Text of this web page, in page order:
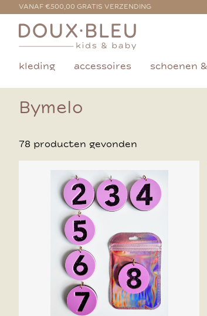
VANAF €500,00 GRATIS VERZENDING
kleding accessoires schoenen
Bymelo
78 producten gevonden